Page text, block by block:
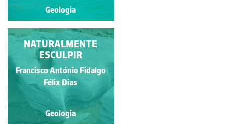
Geologia
Geologia
NO CAMPO DE LAPIÁS
DO CABO CARVOEIRO
Francisco António Fidalgo
Félix Dias
Geologia
NATURALMENTE
ESCULPIR
Francisco António Fidalgo
Félix Dias
Geologia